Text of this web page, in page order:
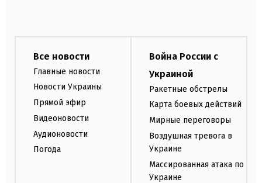
Все новости
Главные новости
Новости Украины
Прямой эфир
Видеоновости
Аудионовости
Погода
Война России с
Украиной
Ракетные обстрелы
Карта боевых действий
Мирные переговоры
Воздушная тревога в
Украине
Массированная атака по
Украине